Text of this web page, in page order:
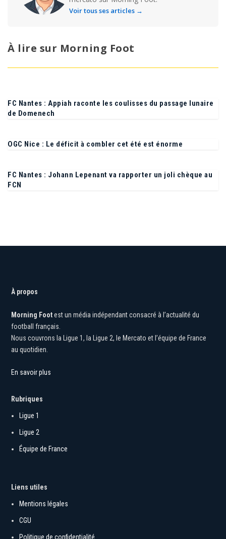
mercato sur Morning Foot.
Voir tous ses articles →
À lire sur Morning Foot
FC Nantes : Appiah raconte les coulisses du passage lunaire
FC Nantes : Johann Lepenant va rapporter un joli chèque au
À propos
Morning Foot
est un média indépendant consacré à l’actualité du
football français.
Nous couvrons la Ligue 1, la Ligue 2, le Mercato et l’équipe de France
au quotidien.
En savoir plus
Rubriques
Ligue 1
Ligue 2
Équipe de France
Mentions légales